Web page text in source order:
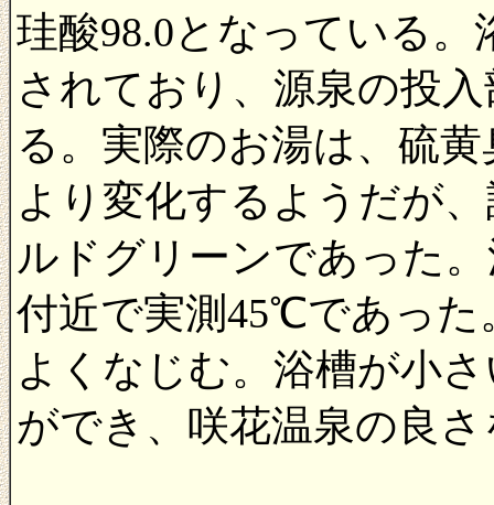
珪酸98.0となっている
されており、源泉の投
る。実際のお湯は、硫
より変化するようだが
ルドグリーンであった
付近で実測45℃であった
よくなじむ。浴槽が小
ができ、咲花温泉の良